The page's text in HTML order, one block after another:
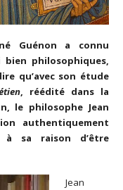
Guénon a connu
bien philosophiques,
qu’avec son étude
, réédité dans la
le philosophe Jean
authentiquement
à sa raison d’être
Jean